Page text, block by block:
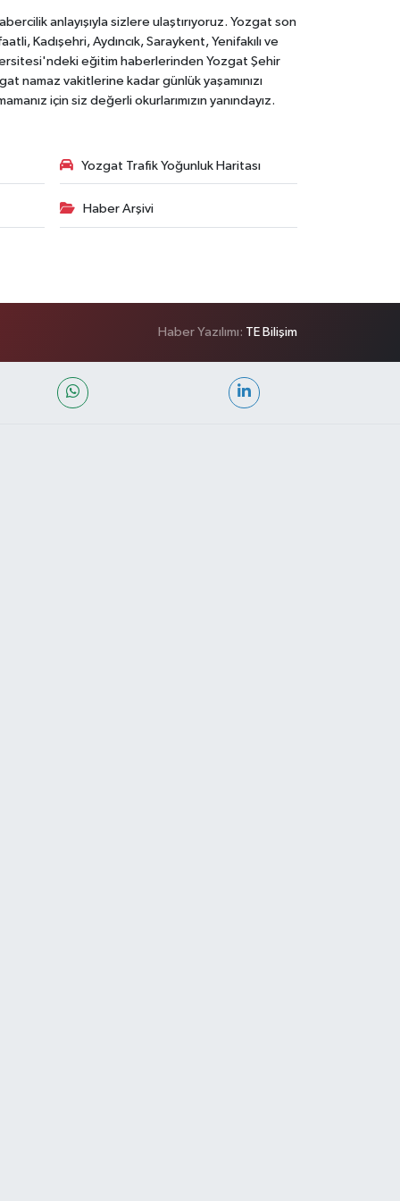
anlayışıyla sizlere ulaştırıyoruz. Yozgat son
Kadışehri, Aydıncık, Saraykent, Yenifakılı ve
eğitim haberlerinden Yozgat Şehir
namaz vakitlerine kadar günlük yaşamınızı
için siz değerli okurlarımızın yanındayız.
Yozgat Trafik Yoğunluk Haritası
Haber Arşivi
Haber Yazılımı: TE Bilişim